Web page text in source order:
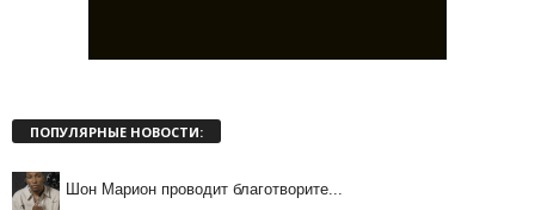
ПОПУЛЯРНЫЕ НОВОСТИ:
Шон Марион проводит благотворите...